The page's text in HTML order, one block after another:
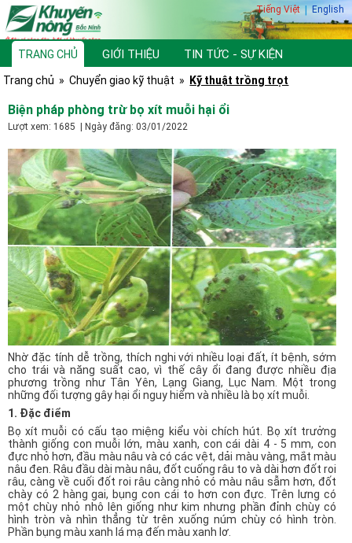
Tiếng Việt|English
TRANG CHỦ GIỚI THIỆU
TIN TỨC - SỰ KIỆN
TƯ VẤN, HỎI ĐÁP
THƯ VIỆN
Trang chủ »Chuyển giao kỹ thuật » Kỹ thuật trồng trọt
Biện pháp phòng trừ bọ xít muỗi hại ổi
Lượt xem: 1685 | Ngày đăng: 03/01/2022
Nhờ đặc tính dễ trồng, thích nghi với nhiều loại đất, ít bệnh, sớm
cho trái và năng suất cao, vì thế cây ổi đang được nhiều địa
phương trồng như Tân Yên, Lạng Giang, Lục Nam. Một trong
những đối tượng gây hại ổi nguy hiểm và nhiều là bọ xít muỗi.
1. Đặc điểm
Bọ xít muỗi có cấu tạo miệng kiểu vòi chích hút. Bọ xít trưởng
thành giống con muỗi lớn, màu xanh, con cái dài 4 - 5 mm, con
đực nhỏ hơn, đầu màu nâu và có các vệt, dải màu vàng, mắt màu
nâu đen. Râu đầu dài màu nâu, đốt cuống râu to và dài hơn đốt roi
râu, càng về cuối đốt roi râu càng nhỏ có màu nâu sẫm hơn, đốt
chày có 2 hàng gai, bụng con cái to hơn con đực. Trên lưng có
một chùy nhỏ nhô lên giống như kim nhưng phần đỉnh chùy có
hình tròn và nhìn thẳng từ trên xuống núm chùy có hình tròn.
Phần bụng màu xanh lá mạ đến màu xanh lơ.